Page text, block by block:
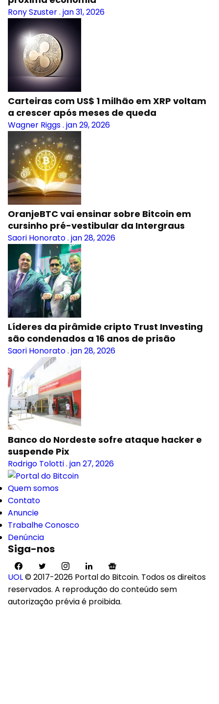
Rony Szuster. jan 31, 2026
Carteiras com US$ 1 milhão em XRP voltam
a crescer após meses de queda
Wagner Riggs. jan 29, 2026
OranjeBTC vai ensinar sobre Bitcoin em
cursinho pré-vestibular da Intergraus
Saori Honorato. jan 28, 2026
Líderes da pirâmide cripto Trust Investing
são condenados a 16 anos de prisão
Saori Honorato. jan 28, 2026
Banco do Nordeste sofre ataque hacker e
suspende Pix
Rodrigo Tolotti. jan 27, 2026
Quem somos
Contato
Anuncie
Trabalhe Conosco
Denúncia
Siga-nos
UOL© 2017-2026 Portal do Bitcoin. Todos os direitos
reservados. A reprodução do conteúdo sem
autorização prévia é proibida.